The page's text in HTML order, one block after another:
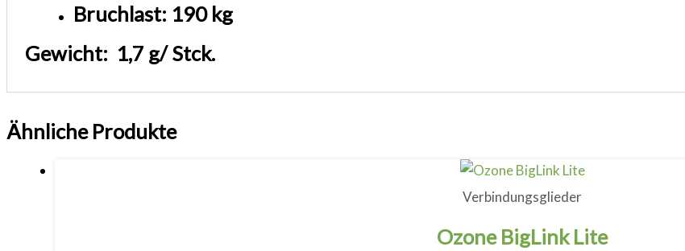
Bruchlast: 190 kg
Gewicht: 1,7 g/ Stck.
Ähnliche Produkte
Verbindungsglieder
Ozone BigLink Lite